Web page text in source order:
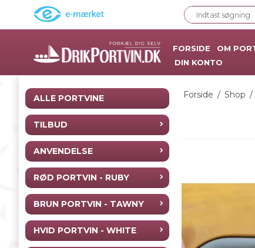
FORSIDE OM
DIN KONTO
ALLE PORTVINE
TILBUD
ANVENDELSE
RØD PORTVIN - RUBY
BRUN PORTVIN - TAWNY
HVID PORTVIN - WHITE
Forside / Shop /